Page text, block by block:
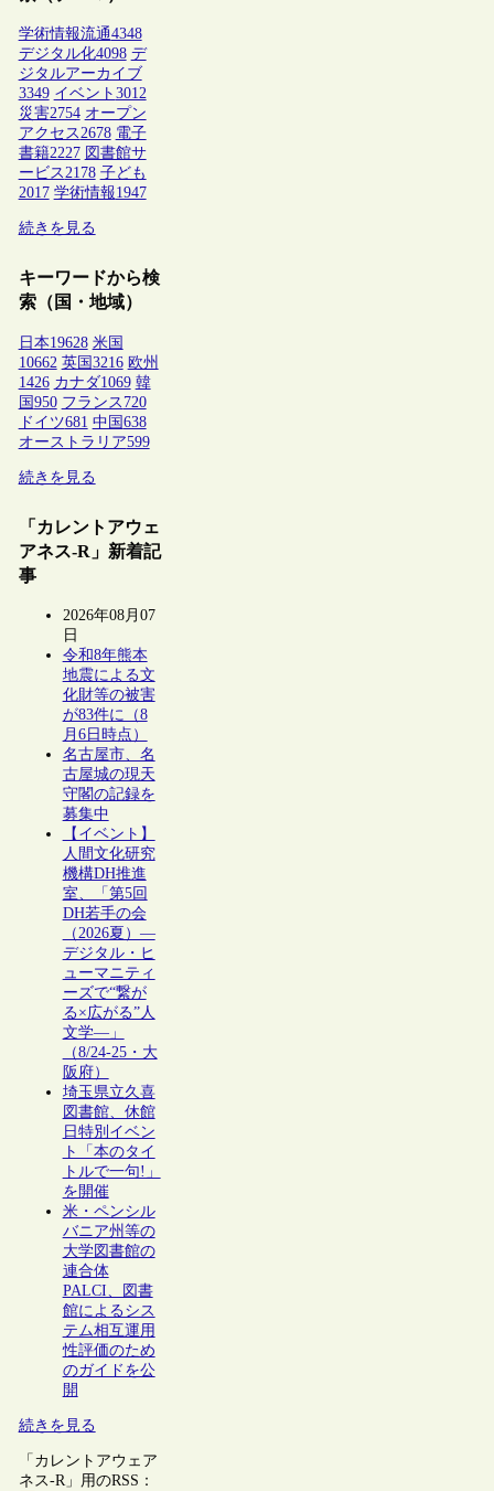
学術情報流通4348
デジタル化4098 デ
ジタルアーカイブ
3349 イベント 3012
災害2754 オープン
アクセス2678 電子
書籍2227 図書館サ
ービス2178 子ども
2017 学術情報1947
続きを見る
キーワードから検
索（国・地域）
日本19628 米国
10662 英国 3216 欧州
1426 カナダ1069 韓
国 950 フランス 720
ドイツ681 中国 638
オーストラリア599
続きを見る
「カレントアウェ
アネス-R」新着記
事
2026年08月07
日
令和8年熊本
地震による文
化財等の被害
が83件に（8
月6日時点）
名古屋市、名
古屋城の現天
守閣の記録を
募集中
【イベント】
人間文化研究
機構DH推進
室、「第5回
DH若手の会
（2026夏）―
デジタル・ヒ
ューマニティ
ーズで“繋が
る×広がる”人
文学―」
（8/24-25・大
阪府）
埼玉県立久喜
図書館、休館
日特別イベン
ト「本のタイ
トルで一句!」
を開催
米・ペンシル
バニア州等の
大学図書館の
連合体
PALCI、図書
館によるシス
テム相互運用
性評価のため
のガイドを公
開
続きを見る
「カレントアウェア
ネス-R」用のRSS：